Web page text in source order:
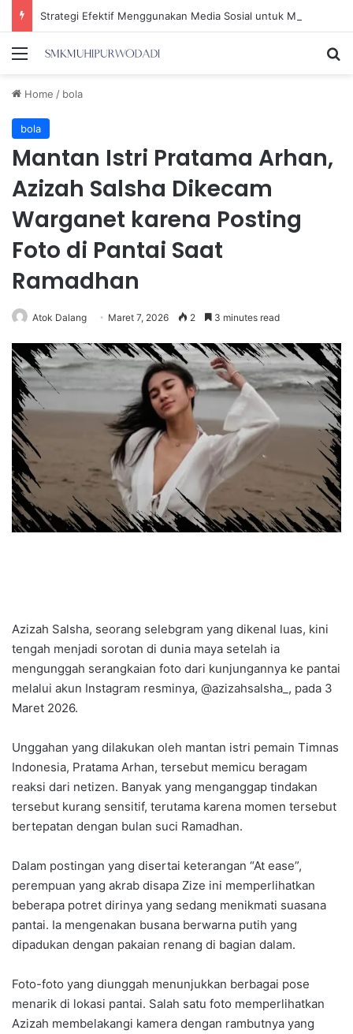
Menu
Home / bola
bola
Mantan Istri Pratama Arhan,
Azizah Salsha Dikecam
Warganet karena Posting
Foto di Pantai Saat
Ramadhan
Atok Dalang Maret 7, 2026 2 3 minutes read
Azizah Salsha, seorang selebgram yang dikenal luas, kini
tengah menjadi sorotan di dunia maya setelah ia
mengunggah serangkaian foto dari kunjungannya ke pantai
melalui akun Instagram resminya, @azizahsalsha_, pada 3
Maret 2026.
Unggahan yang dilakukan oleh mantan istri pemain Timnas
Indonesia, Pratama Arhan, tersebut memicu beragam
reaksi dari netizen. Banyak yang menganggap tindakan
tersebut kurang sensitif, terutama karena momen tersebut
bertepatan dengan bulan suci Ramadhan.
Dalam postingan yang disertai keterangan “At ease”,
perempuan yang akrab disapa Zize ini memperlihatkan
beberapa potret dirinya yang sedang menikmati suasana
pantai. Ia mengenakan busana berwarna putih yang
dipadukan dengan pakaian renang di bagian dalam.
Foto-foto yang diunggah menunjukkan berbagai pose
menarik di lokasi pantai. Salah satu foto memperlihatkan
Azizah membelakangi kamera dengan rambutnya yang